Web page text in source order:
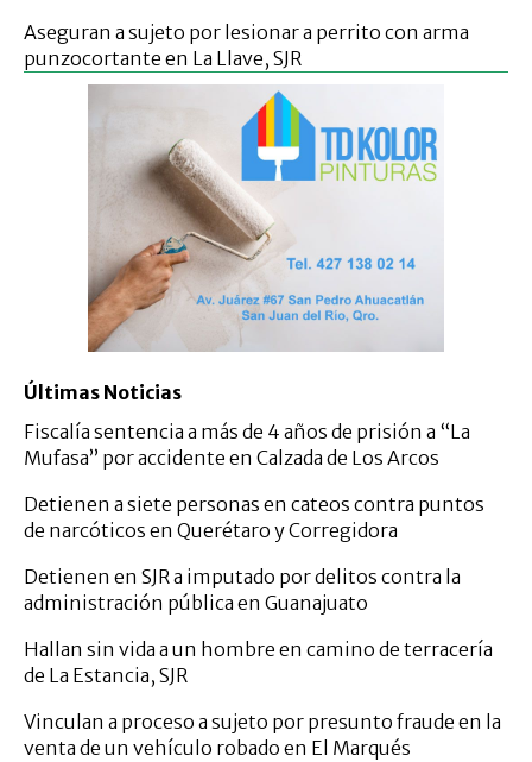
Aseguran a sujeto por lesionar a perrito con arma
punzocortante en La Llave, SJR
Últimas Noticias
Fiscalía sentencia a más de 4 años de prisión a “La
Mufasa” por accidente en Calzada de Los Arcos
Detienen a siete personas en cateos contra puntos
de narcóticos en Querétaro y Corregidora
Detienen en SJR a imputado por delitos contra la
administración pública en Guanajuato
Hallan sin vida a un hombre en camino de terracería
de La Estancia, SJR
Vinculan a proceso a sujeto por presunto fraude en la
venta de un vehículo robado en El Marqués